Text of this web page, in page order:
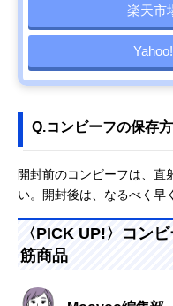
楽天市
Q.コンビーフの保存
開封前のコンビーフは、直
い。開封後は、なるべく早
〈PICK UP!〉コン
筋商品